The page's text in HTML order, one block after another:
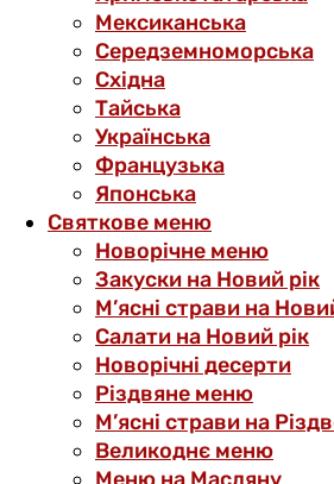
Мексиканська
Середземноморська
Східна
Тайська
Українська
Французька
Японська
Святкове меню
Новорічне меню
Закуски на Новий рік
М’ясні страви на
Салати на Новий рік
Новорічні десерти
Різдвяне меню
М’ясні страви на
Великоднє меню